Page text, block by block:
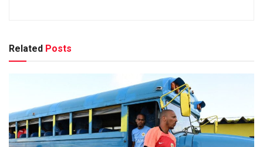
Related Posts